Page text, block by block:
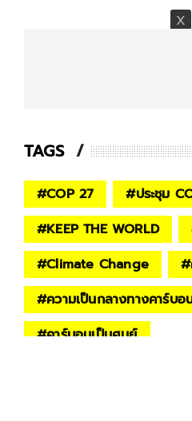
TAGS
#COP 27 #ประชุม
#KEEP THE WORLD
#Climate Change #
#ความเป็นกลางทางคาร์บอ
#คาร์บอนเป็นศูนย์